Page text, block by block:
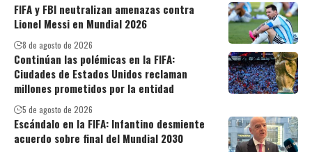
FIFA y FBI neutralizan amenazas contra
Lionel Messi en Mundial 2026
8 de agosto de 2026
Continúan las polémicas en la FIFA:
Ciudades de Estados Unidos reclaman
millones prometidos por la entidad
5 de agosto de 2026
Escándalo en la FIFA: Infantino desmiente
acuerdo sobre final del Mundial 2030